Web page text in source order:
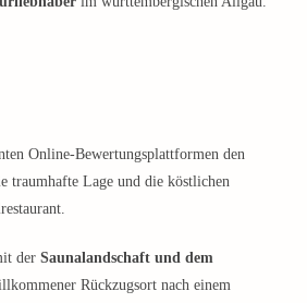
Online-Bewertungsplattformen den
traumhafte Lage und die köstlichen
der Saunalandschaft und dem
Rückzugsort nach einem